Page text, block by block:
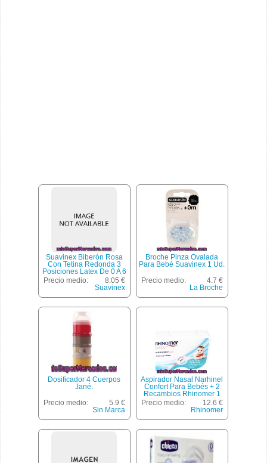
Suavinex Biberón Rosa
Con Tetina Redonda 3
Posiciones Latex De 0 A 6
Meses 270 Ml 1 Unidad
Precio medio:
8.05 €
Suavinex
Broche Pinza Ovalada
Para Bebé Suavinex 1 Ud.
Precio medio:
4.7 €
La Broche
Dosificador 4 Cuerpos
Jané.
Precio medio:
5.9 €
Sin Marca
Aspirador Nasal Narhinel
Confort Para Bebés + 2
Recambios Rhinomer 1
Ud.
Precio medio:
12.6 €
Rhinomer